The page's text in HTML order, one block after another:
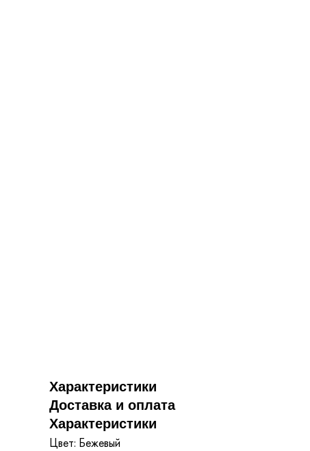
Характеристики
Доставка и оплата
Характеристики
Цвет: Бежевый